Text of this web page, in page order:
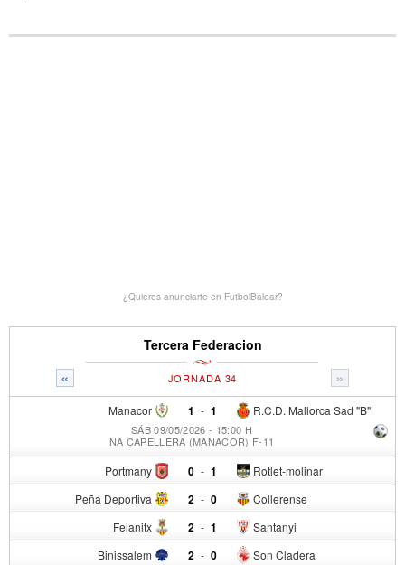
¿Quieres anunciarte en FutbolBalear?
Tercera Federacion
« »
JORNADA 34
Manacor 1 - R.C.D. Mallorca Sad "B"
1
SÁB 09/05/2026 - 15:00 H
NA CAPELLERA (MANACOR) F-11
Portmany 0 - Rotlet-molinar
1
Peña Deportiva 2 - Collerense
0
Felanitx 2 - Santanyi
1
Binissalem 2 - Son Cladera
0